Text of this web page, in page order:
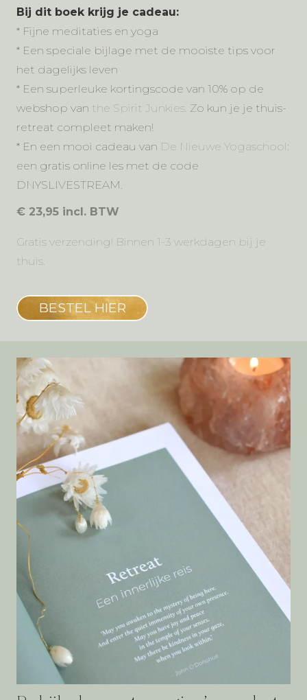
Bij dit boek krijg je cadeau:
* Fijne meditaties en yoga
* Een speciale bijlage met de mooiste tips voor
het dagelijks leven
* Een superleuke kortingscode van 10% op de
webshop van the Spirit Junkies. Zo kun je je thuis-
retreat compleet maken!
* En een mooi cadeau van De Nieuwe Yogaschool:
een gratis online les met de code
DNYSLIVESTREAM.
€ 23,95 incl. BTW
Gratis verzending! Binnen 1-3 werkdagen bij je
thuis.
BESTEL HIER